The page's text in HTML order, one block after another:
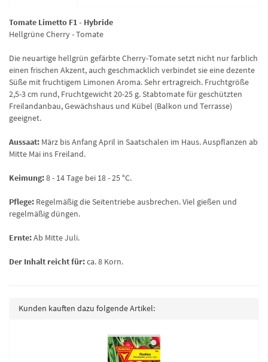
Tomate Limetto F1 - Hybride
Hellgrüne Cherry - Tomate
Die neuartige hellgrün gefärbte Cherry-Tomate setzt nicht nur farblich
einen frischen Akzent, auch geschmacklich verbindet sie eine dezente
Süße mit fruchtigem Limonen Aroma. Sehr ertragreich. Fruchtgröße
2,5-3 cm rund, Fruchtgewicht 20-25 g. Stabtomate für geschützten
Freilandanbau, Gewächshaus und Kübel (Balkon und Terrasse)
geeignet.
Aussaat: März bis Anfang April in Saatschalen im Haus. Auspflanzen ab
Mitte Mai ins Freiland.
Keimung:8 - 14 Tage bei 18 - 25 °C.
Pflege: Regelmäßig die Seitentriebe ausbrechen. Viel gießen und
regelmäßig düngen.
Ernte:Ab Mitte Juli.
Der Inhalt reicht für:ca. 8 Korn.
Kunden kauften dazu folgende Artikel: